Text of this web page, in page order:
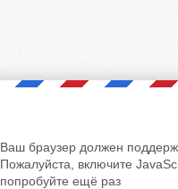
Ваш браузер должен
Пожалуйста, включите
попробуйте ещё раз